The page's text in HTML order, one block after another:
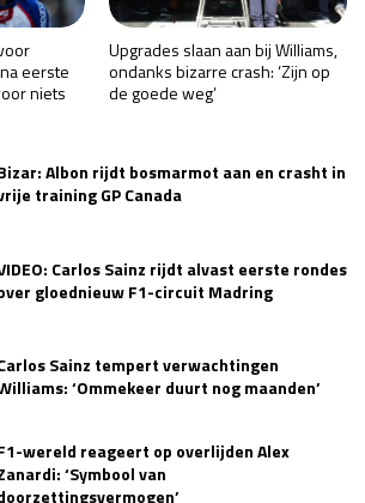
za 23:00 - 00:00
zo 21:00 - 23:00
za 19:00 - 20:00
PRIX 2026 20 - 22 nov
za 05:00 - 06:00
2026 04 - 06 dec
eerste
niets
Upgrades slaan aan bij Williams,
ondanks bizarre crash: ‘Zijn op
de goede weg’
Albon rijdt bosmarmot aan en crasht in
training GP Canada
Carlos Sainz rijdt alvast eerste rondes
gloednieuw F1-circuit Madring
Sainz tempert verwachtingen
‘Ommekeer duurt nog maanden’
wereld reageert op overlijden Alex
‘Symbool van